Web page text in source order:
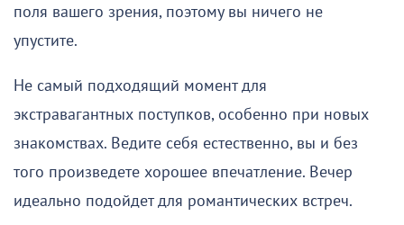
поля вашего зрения, поэтому вы ничего не
упустите.
Не самый подходящий момент для
экстравагантных поступков, особенно при новых
знакомствах. Ведите себя естественно, вы и без
того произведете хорошее впечатление. Вечер
идеально подойдет для романтических встреч.